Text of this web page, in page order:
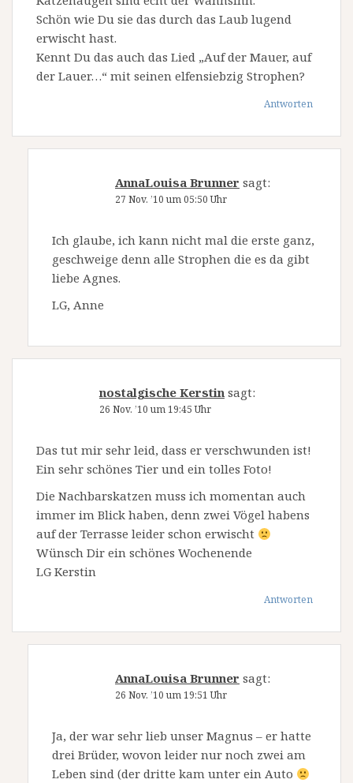
Schön wie Du sie das durch das Laub lugend
erwischt hast.
Kennt Du das auch das Lied „Auf der Mauer, auf
der Lauer…“ mit seinen elfensiebzig Strophen?
Antworten
AnnaLouisa Brunner sagt:
27 Nov. ’10 um 05:50 Uhr
Ich glaube, ich kann nicht mal die erste ganz,
geschweige denn alle Strophen die es da gibt
liebe Agnes.
LG, Anne
nostalgische Kerstin sagt:
26 Nov. ’10 um 19:45 Uhr
Das tut mir sehr leid, dass er verschwunden ist!
Ein sehr schönes Tier und ein tolles Foto!
Die Nachbarskatzen muss ich momentan auch
immer im Blick haben, denn zwei Vögel habens
auf der Terrasse leider schon erwischt
Wünsch Dir ein schönes Wochenende
LG Kerstin
Antworten
AnnaLouisa Brunner sagt:
26 Nov. ’10 um 19:51 Uhr
Ja, der war sehr lieb unser Magnus – er hatte
drei Brüder, wovon leider nur noch zwei am
Leben sind (der dritte kam unter ein Auto